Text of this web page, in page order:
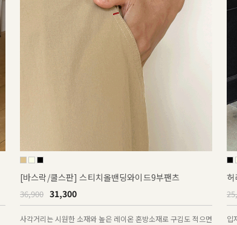
[바스락/쿨스판] 스티치올밴딩와이드9부팬츠
36,900 31,300
사각거리는 시원한 소재와 높은 레이온 혼방소재로 구김도 적으면
허
입